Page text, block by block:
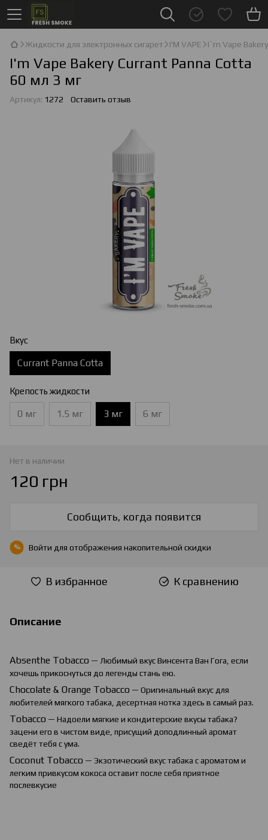
Жидкости для электронных сигарет I'М VAPE I`m Vape
I'm Vape Bakery Currant Panna Cotta
60 мл 3 мг
Артикул: 1272 Оставить отзыв
Вкус
Currant Panna Cotta
Крепость жидкости
0 мг 1.5 мг 3 мг 6 мг
Нет в наличии
120 грн
Сообщить, когда появится
% Войти для отображения накопительной скидки
В избранное К сравнению
Описание
Absenthe Tobacco — Любимый вкус Винсента Ван Гога, если
хочешь прикоснуться до легенды стань ею.
Chocolate & Orange Tobacco — Оригинальный вкус для
любителей мягкого табака, десертная нотка здесь в самый раз.
Tobacco — Надоели мягкие и кондитерские вкусы табака?
зацени его в чистом виде, присущий доподлинный аромат
сведёт тебя с ума.
Coconut Tobacco — Экзотический вкус табака с ароматом и
легким привкусом кокоса оставит после себя приятное
послевкусие